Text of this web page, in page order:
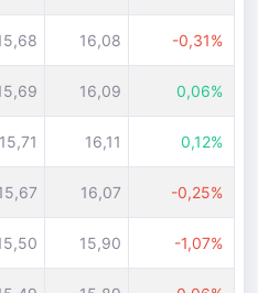
16,08 -0,31%
16,09 0,06%
15,71 16,11 0,12%
16,07 -0,25%
15,90 -1,07%